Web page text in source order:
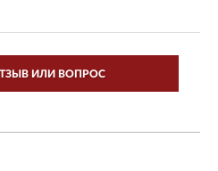
ИЛИ ВОПРОС